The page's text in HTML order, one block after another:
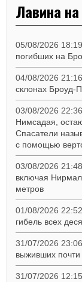
Лавина
05/08/2026 18:19
погибших на
04/08/2026 21:16
склонах Броуд-
03/08/2026 22:36
Нимсадая,
Спасатели
с помощью
03/08/2026 21:48
включая
метров
01/08/2026 22:52
гибель всех
31/07/2026 23:06
выживших почти
31/07/2026 12:15